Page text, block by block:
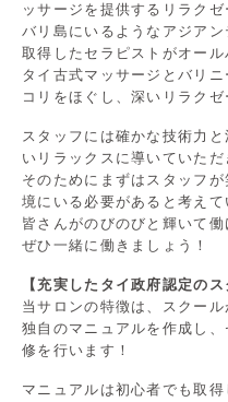
ッサージを提供するリラクゼ
バリ島にいるようなアジア
取得したセラピストがオール
タイ古式マッサージとバリ
コリをほぐし、深いリラク
スタッフには確かな技術力
いリラックスに導いていただ
そのためにまずはスタッフ
境にいる必要があると考えて
皆さんがのびのびと輝いて働
ぜひ一緒に働きましょう！
【充実したタイ政府認定の
当サロンの特徴は、スクール
独自のマニュアルを作成し
修を行います！
マニュアルは初心者でも取